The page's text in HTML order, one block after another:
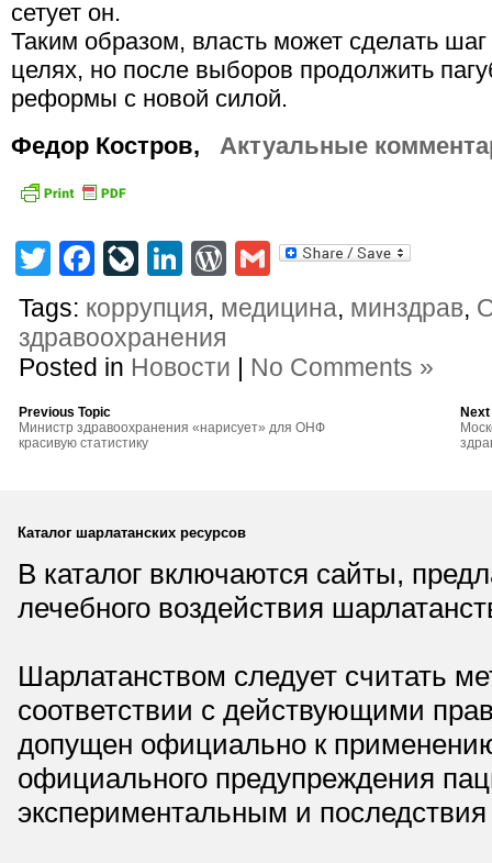
сетует он.
Таким образом, власть может сделать
целях, но после выборов продолжить
реформы с новой силой.
Федор Костров,
Актуальные
TwitterFacebook
LiveJournal
LinkedIn
WordPress
Gmail
Tags: коррупция, медицина, минздрав,
здравоохранения
Posted in Новости | No Comments »
Previous Topic
Министр здравоохранения «нарисует» для ОНФ
красивую статистику
Каталог шарлатанских ресурсов
В каталог включаются сайты,
лечебного воздействия
Шарлатанством следует считать
соответствии с действующими
допущен официально к
официального предупреждения
экспериментальным и